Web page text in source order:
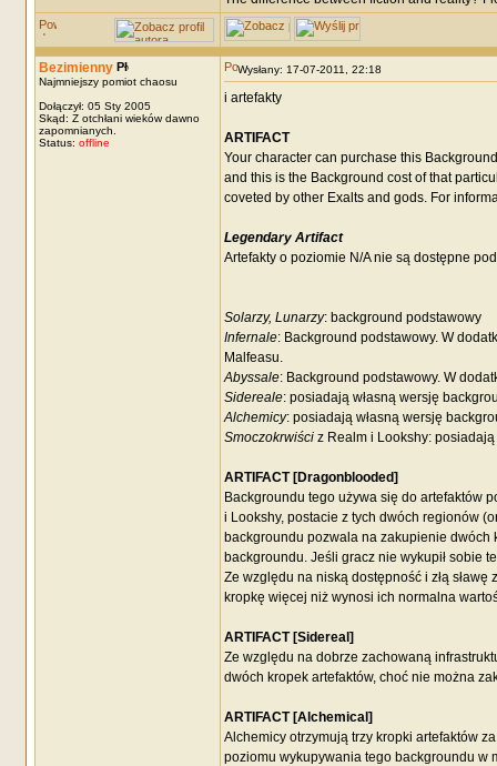
Bezimienny
Najmniejszy pomiot chaosu
Dołączył: 05 Sty 2005
Skąd: Z otchłani wieków dawno
zapomnianych.
Status: offline
Wysłany: 17-07-2011, 22:18
i artefakty
ARTIFACT
Your character can purchase this
and this is the Background cost of that
coveted by other Exalts and gods. For
Legendary Artifact
Artefakty o poziomie N/A nie są dostępne
Solarzy, Lunarzy: background podstawowy
Infernale: Background podstawowy. W
Malfeasu.
Abyssale: Background podstawowy. W
Sidereale: posiadają własną wersję
Alchemicy: posiadają własną wersję
Smoczokrwiściz Realm i Lookshy: posiadają
ARTIFACT [Dragonblooded]
Backgroundu tego używa się do artefaktów
i Lookshy, postacie z tych dwóch regionów
backgroundu pozwala na zakupienie dwóch
backgroundu. Jeśli gracz nie wykupił sobie
Ze względu na niską dostępność i złą
kropkę więcej niż wynosi ich normalna
ARTIFACT [Sidereal]
Ze względu na dobrze zachowaną
dwóch kropek artefaktów, choć nie można
ARTIFACT [Alchemical]
Alchemicy otrzymują trzy kropki artefaktów
poziomu wykupywania tego backgroundu w